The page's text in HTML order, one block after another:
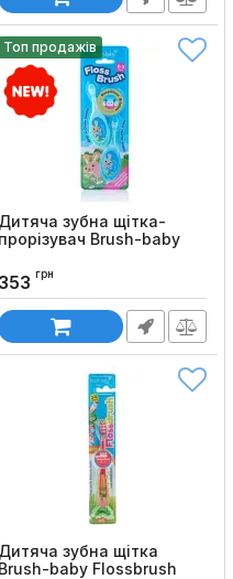
Топ продажів
Дитяча зубна щітка-
прорізувач Brush-baby
років), 2 шт
товару: 1285
353 грн
Дитяча зубна щітка
Brush-baby Flossbrush